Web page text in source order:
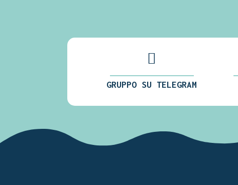

GRUPPO SU TELEGRAM